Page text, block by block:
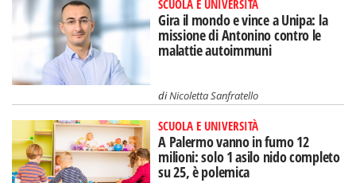
SCUOLA E UNIVERSITÀ
Gira il mondo e vince a Unipa: la
missione di Antonino contro le
malattie autoimmuni
diNicoletta Sanfratello
SCUOLA E UNIVERSITÀ
A Palermo vanno in fumo 12
milioni: solo 1 asilo nido completo
su 25, è polemica